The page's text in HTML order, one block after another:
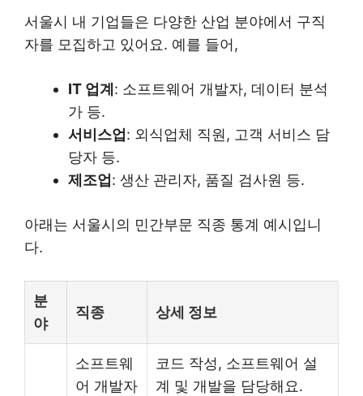
서울시 내 기업들은 다양한 산업 분야에서 구직
자를 모집하고 있어요. 예를 들어,
IT 업계 : 소프트웨어 개발자, 데이터 분석
가 등.
서비스업 : 외식업체 직원, 고객 서비스 담
당자 등.
제조업 : 생산 관리자, 품질 검사원 등.
아래는 서울시의 민간부문 직종 통계 예시입니
다.
분
야
직종 상세 정보
소프트웨
어 개발자
코드 작성, 소프트웨어 설
계 및 개발을 담당해요.